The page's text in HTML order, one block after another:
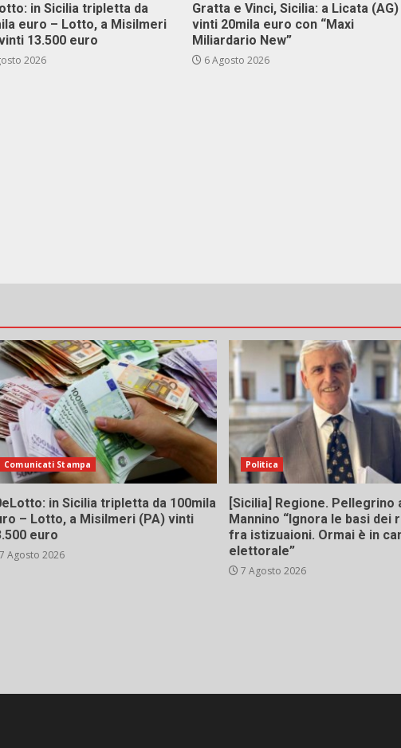
in Sicilia tripletta da
euro – Lotto, a Misilmeri
13.500 euro
2026
Gratta e Vinci, Sicilia: a Licata (AG)
vinti 20mila euro con “Maxi
Miliardario New”
6 Agosto 2026
Comunicati Stampa
in Sicilia tripletta da 100mila
– Lotto, a Misilmeri (PA) vinti
euro
7 Agosto 2026
Politica
[Sicilia] Regione. Pellegrino
Mannino “Ignora le basi dei
fra istizuaioni. Ormai è in
elettorale”
7 Agosto 2026